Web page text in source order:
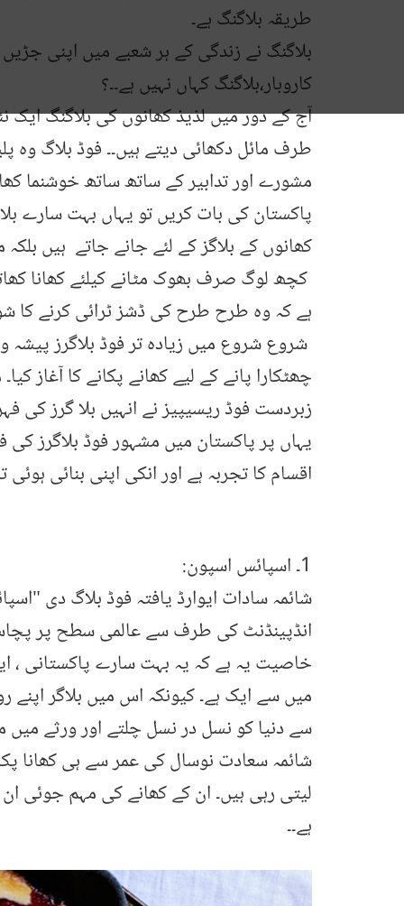
طریقہ بلاگنگ ہے۔
بلاگنگ نے زندگی کے ہر شعبے میں اپنی
کاروبار،بلاگنگ کہاں نہیں ہے۔۔؟
آج کے دور میں لذیذ کھانوں کی بلاگنگ
طرف مائل دکھائی دیتے ہیں۔۔ فوڈ بلاگ وہ
مشورے اور تدابیر کے ساتھ ساتھ خوشنما
پاکستان کی بات کریں تو یہاں بہت سارے
کھانوں کے بلاگز کے لئے جانے جاتے ہیں
کچھ لوگ صرف بھوک مٹانے کیلئے کھانا
ہے کہ وہ طرح طرح کی ڈشز ٹرائی کرنے کا
شروع شروع میں زیادہ تر فوڈ بلاگرز پیشہ
چھٹکارا پانے کے لیے کھانے پکانے کا آغاز
زبردست فوڈ ریسیپیز نے انہیں بلا گرز کی
یہاں پر پاکستان میں مشہور فوڈ بلاگرز
اقسام کا تجربہ ہے اور انکی اپنی بنائی
1۔ اسپائس اسپون:
انڈپینڈنٹ کی طرف سے عالمی سطح پر
خاصیت یہ ہے کہ یہ بہت سارے پاکستانی ،
میں سے ایک ہے۔ کیونکہ اس میں بلاگر
سے دنیا کو نسل در نسل چلتے اور ورثے میں
شائمہ سعادت نوسال کی عمر سے ہی کھانا
لیتی رہی ہیں۔ ان کے کھانے کی مہم جوئی
ہے۔۔